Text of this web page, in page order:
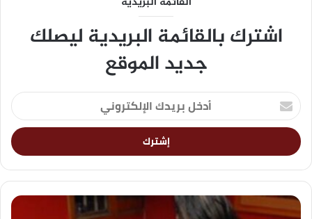
اشترك بالقائمة البريدية ليصلك
جديد الموقع